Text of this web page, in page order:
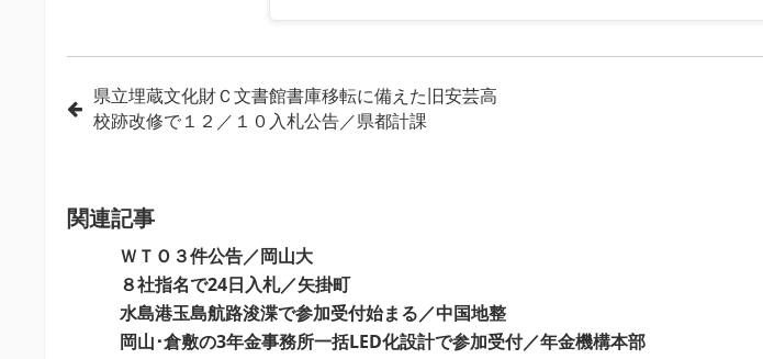
投
ゲ
県立埋蔵文化財Ｃ文書館書庫移転に備えた旧安芸高
校跡改修で１２／１０入札公告／県都計課
関連記事
ＷＴＯ３件公告／岡山大
８社指名で24日入札／矢掛町
水島港玉島航路浚渫で参加受付始まる／中国地整
岡山･倉敷の3年金事務所一括LED化設計で参加受付／年金機構本部